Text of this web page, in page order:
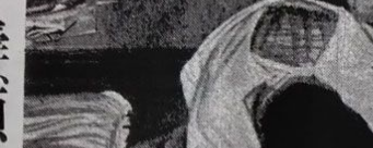
「90%は失敗する。でも…
終戦から81年